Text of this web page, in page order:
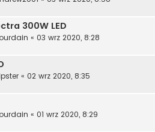
300W LED
« 03 wrz 2020, 8:28
« 02 wrz 2020, 8:35
« 01 wrz 2020, 8:29